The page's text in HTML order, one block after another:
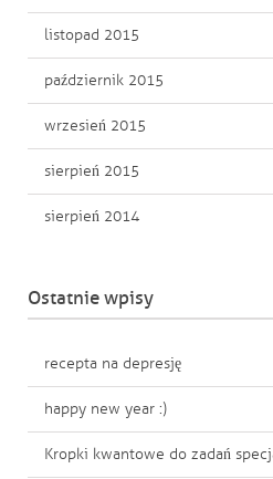
listopad 2015
październik 2015
wrzesień 2015
sierpień 2015
sierpień 2014
Ostatnie wpisy
recepta na depresję
happy new year :)
Kropki kwantowe do zadań